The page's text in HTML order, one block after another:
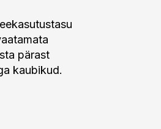
pärast
kaubikud.